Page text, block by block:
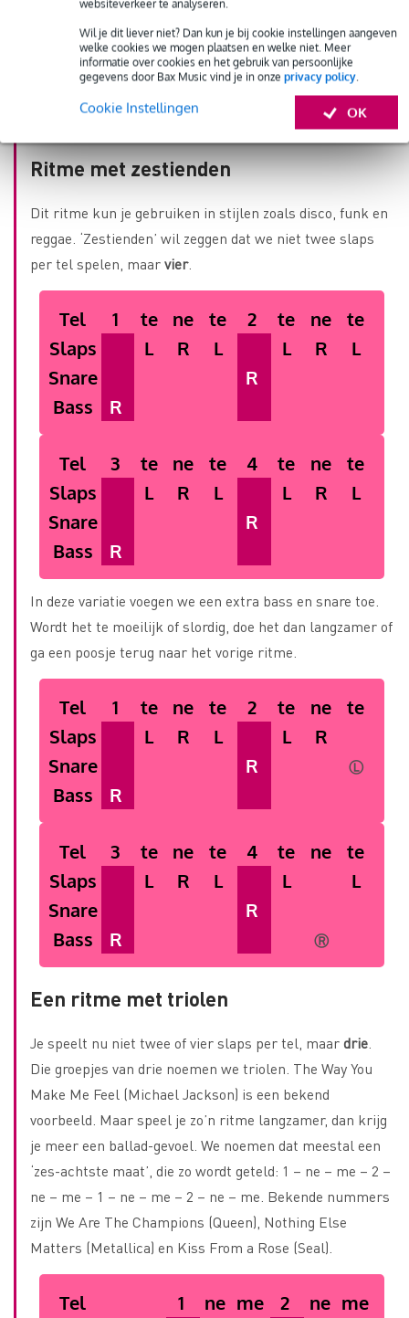
websiteverkeer te analyseren.
Wil je dit liever niet? Dan kun je bij cookie instellingen aangeven
welke cookies we mogen plaatsen en welke niet. Meer
informatie over cookies en het gebruik van persoonlijke
gegevens door Bax Music vind je in onze privacy policy.
OK
Cookie Instellingen
Nog meer ritmes leren
Als je bovenstaande cajón-ritmes foutloos kunt spelen,
is het tijd voor nog meer variatie. Zo kun je met nóg
meer liedjes en muziekstijlen meespelen.
Ritme met zestienden
Dit ritme kun je gebruiken in stijlen zoals disco, funk en
reggae. ‘Zestienden’ wil zeggen dat we niet twee slaps
per tel spelen, maarvier.
Tel 1 te ne te 2 te ne
te
Slaps
L R L L R
L
Snare
R
Bass
R
Tel 3 te ne te 4 te ne
te
Slaps
L R L L R
L
Snare
R
Bass
R
In deze variatie voegen we een extra bass en snare toe.
Wordt het te moeilijk of slordig, doe het dan langzamer of
ga een poosje terug naar het vorige ritme.
Tel 1 te ne te 2 te ne
te
Slaps
L R L L
R
Snare
R Ⓛ
Bass R
Tel 3 te ne te 4 te ne
te
Slaps
L R L L
L
Snare
R
Bass
R Ⓡ
Een ritme met triolen
Je speelt nu niet twee of vier slaps per tel, maardrie
Die groepjes van drie noemen we triolen. The Way You
Make Me Feel (Michael Jackson) is een bekend
voorbeeld. Maar speel je zo’n ritme langzamer, dan krijg
je meer een ballad-gevoel. We noemen dat meestal een
‘zes-achtste maat’, die zo wordt geteld: 1 – ne – me – 2 –
ne – me – 1 – ne – me – 2 – ne – me. Bekende nummers
zijn We Are The Champions (Queen), Nothing Else
Matters (Metallica) en Kiss From a Rose (Seal).
Tel 1 ne me 2 ne me